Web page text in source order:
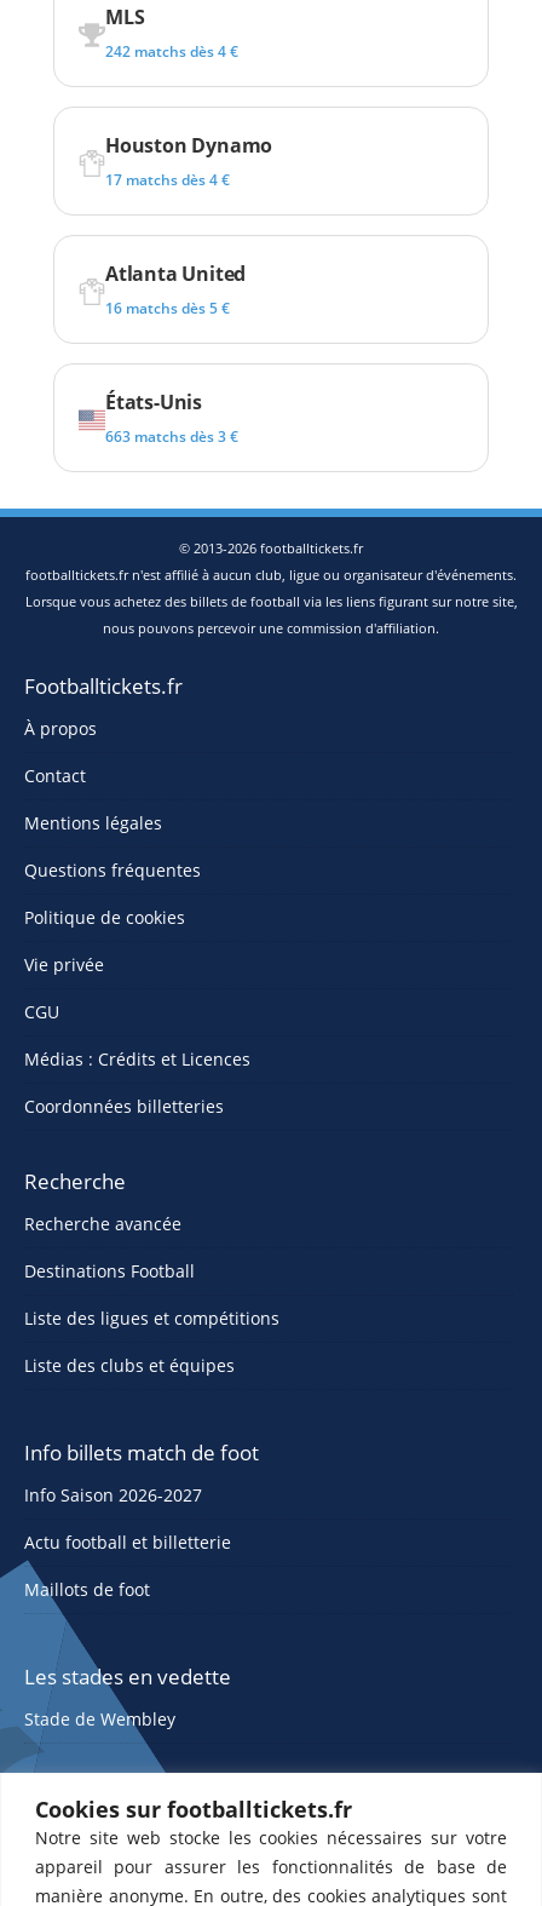
Cookies sur footballtickets.fr
Notre site web stocke les cookies nécessaires sur votre
appareil pour assurer les fonctionnalités de base de
manière anonyme. En outre, des cookies analytiques sont
MLS
242 matchs dès 4 €
Houston Dynamo
17 matchs dès 4 €
Atlanta United
16 matchs dès 5 €
États-Unis
663 matchs dès 3 €
© 2013-2026 footballtickets.fr
footballtickets.fr n'est affilié à aucun club, ligue ou organisateur d'événements.
Lorsque vous achetez des billets de football via les liens figurant sur notre site,
nous pouvons percevoir une commission d'affiliation.
Footballtickets.fr
À propos
Contact
Mentions légales
Questions fréquentes
Politique de cookies
Vie privée
CGU
Médias : Crédits et Licences
Coordonnées billetteries
Recherche
Recherche avancée
Destinations Football
Liste des ligues et compétitions
Liste des clubs et équipes
Info billets match de foot
Info Saison 2026-2027
Actu football et billetterie
Maillots de foot
Les stades en vedette
Stade de Wembley